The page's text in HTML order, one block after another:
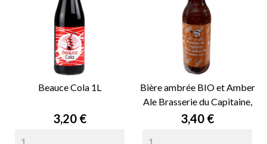
Beauce Cola 1L
Prix
3,20 €
Bière ambrée BIO et Amber
Ale Brasserie du Capitaine,
6.6% vol - 33cl
Prix
3,40 €